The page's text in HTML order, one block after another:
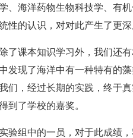
、海洋药物生物科技学、有
性的认识，对对此产生了更深
了课本知识学习外，我们还
发现了海洋中有一种特有的
们，经过长期的实践，终于
到了学校的嘉奖。
验组中的一员，对于此成绩